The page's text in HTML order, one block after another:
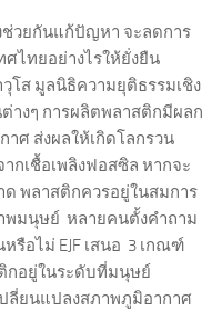
วยกันแก้ปัญหา จะลดการ
ไทยอย่างไรให้ยั่งยืน
โส มูลนิธิความยุติธรรมเชิง
ต่างๆ การผลิตพลาสติกมีผลก
ศ ส่งผลให้เกิดโลกรวน
ากเชื้อเพลิงฟอสซิล หากจะ
พลาสติกควรอยู่ในสมการ
พมนุษย์ หลายคนตั้งคำถาม
รือไม่ EJF เสนอ 3 เกณฑ์
กอยู่ในระดับที่มนุษย์
ลี่ยนแปลงสภาพภูมิอากาศ